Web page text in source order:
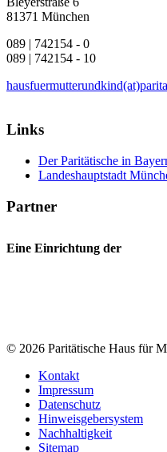
81371 München
089 | 742154 - 0
089 | 742154 - 10
Links
Der Paritätische in
Landeshauptstadt
Partner
Eine Einrichtung der
© 2026 Paritätische Haus für
Kontakt
Impressum
Datenschutz
Hinweisgebersystem
Nachhaltigkeit
Sitemap